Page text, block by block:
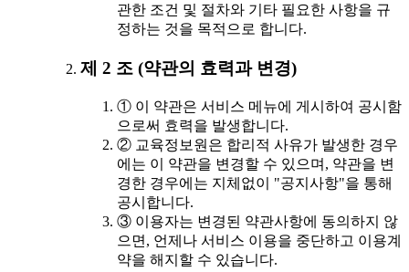
관한 조건 및 절차와 기타 필요한 사항을 규
정하는 것을 목적으로 합니다.
제 2 조 (약관의 효력과 변경)
① 이 약관은 서비스 메뉴에 게시하여 공시함
으로써 효력을 발생합니다.
② 교육정보원은 합리적 사유가 발생한 경우
에는 이 약관을 변경할 수 있으며, 약관을 변
경한 경우에는 지체없이 "공지사항"을 통해
공시합니다.
③ 이용자는 변경된 약관사항에 동의하지 않
으면, 언제나 서비스 이용을 중단하고 이용계
약을 해지할 수 있습니다.